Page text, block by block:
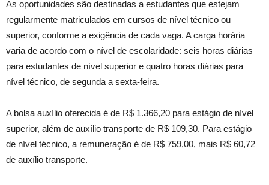
As oportunidades são destinadas a estudantes que estejam
regularmente matriculados em cursos de nível técnico ou
superior, conforme a exigência de cada vaga. A carga horária
varia de acordo com o nível de escolaridade: seis horas diárias
para estudantes de nível superior e quatro horas diárias para
nível técnico, de segunda a sexta-feira.
A bolsa auxílio oferecida é de R$ 1.366,20 para estágio de nível
superior, além de auxílio transporte de R$ 109,30. Para estágio
de nível técnico, a remuneração é de R$ 759,00, mais R$ 60,72
de auxílio transporte.